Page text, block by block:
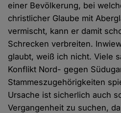
einer Bevölkerung, bei
christlicher Glaube mit
vermischt, kann er damit
Schrecken verbreiten.
glaubt, weiß ich nicht. Viele
Konflikt Nord- gegen
Stammeszugehörigkeiten
Ursache ist sicherlich auch
Vergangenheit zu suchen,